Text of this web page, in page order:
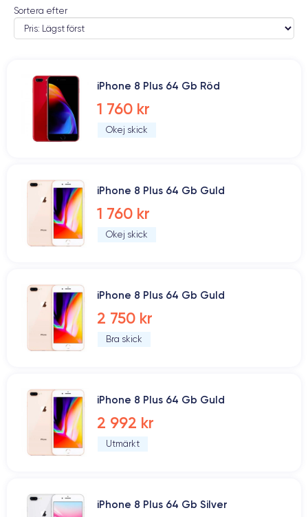
Sortera efter
iPhone 8 Plus 64 Gb Röd
1 760 kr
Okej skick
iPhone 8 Plus 64 Gb Guld
1 760 kr
Okej skick
iPhone 8 Plus 64 Gb Guld
2 750 kr
Bra skick
iPhone 8 Plus 64 Gb Guld
2 992 kr
Utmärkt
iPhone 8 Plus 64 Gb Silver